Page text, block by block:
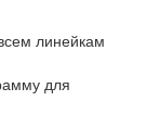
линейкам
для